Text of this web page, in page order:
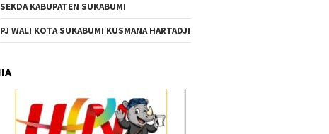
Agenda Strategis
Sukabumi Masuki Tahap
Lanjutan
Bupati Asep Japar Tegaskan
Komitmen Perkuat
Pembangunan dalam Rapat
SEKDA KABUPATEN SUKABUMI
PJ WALI KOTA SUKABUMI KUSMANA HARTADJI